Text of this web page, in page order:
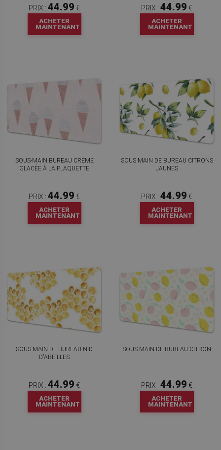
PRIX : 44.99 €
ACHETER
MAINTENANT
PRIX : 44.99 €
ACHETER
MAINTENANT
SOUS-MAIN BUREAU CRÈME
GLACÉE À LA PLAQUETTE
PRIX : 44.99 €
ACHETER
MAINTENANT
SOUS MAIN DE BUREAU CITRONS
JAUNES
PRIX : 44.99 €
ACHETER
MAINTENANT
SOUS MAIN DE BUREAU NID
D'ABEILLES
PRIX : 44.99 €
ACHETER
MAINTENANT
SOUS MAIN DE BUREAU CITRON
PRIX : 44.99 €
ACHETER
MAINTENANT